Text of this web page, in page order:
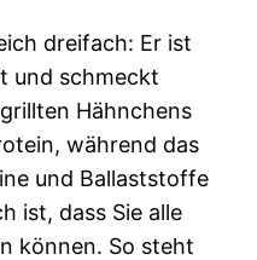
dreifach: Er ist
und schmeckt
Hähnchens
während das
und Ballaststoffe
ist, dass Sie alle
können. So steht